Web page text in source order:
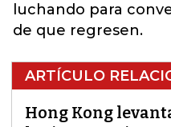
luchando para
de que regresen.
ARTÍCULO
Hong Kong